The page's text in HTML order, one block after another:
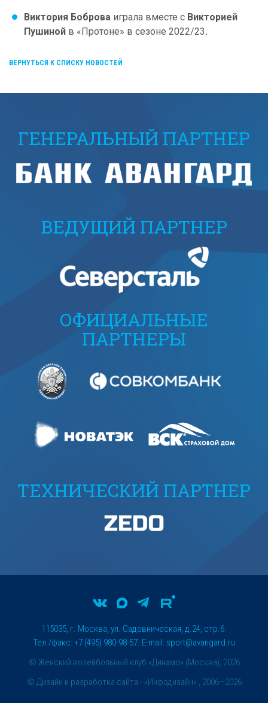
Виктория Боброва играла вместе с Викторией
Пушиной в «Протоне» в сезоне 2022/23.
ВЕРНУТЬСЯ К СПИСКУ НОВОСТЕЙ
ГЕНЕРАЛЬНЫЙ ПАРТНЕР
ВЕДУЩИЙ ПАРТНЕР
ОФИЦИАЛЬНЫЕ
ПАРТНЕРЫ
ТЕХНИЧЕСКИЙ ПАРТНЕР
© Женский волейбольный клуб «Динамо» (Москва), 2026
115035, г. Москва, ул. Садовническая, д.24, стр.6.
Тел./факс: +7 (495) 980-98-57. E-mail: sport@avangard.ru
© Дизайн и разработка сайта - «Инфодизайн» , 2006—2026